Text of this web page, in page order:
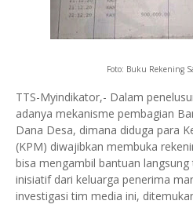
Foto: Buku Rekening
TTS-Myindikator,- Dalam
adanya mekanisme pembagian
Dana Desa, dimana diduga para
(KPM) diwajibkan membuka
bisa mengambil bantuan
inisiatif dari keluarga penerima
investigasi tim media ini,